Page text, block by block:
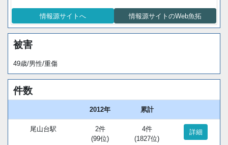
情報源サイトへ 情報源サイトのWeb魚拓
被害
49歳/男性/重傷
件数
2012年 累計
尾山台駅
2件
(99位)
4件
(1827位)
詳細